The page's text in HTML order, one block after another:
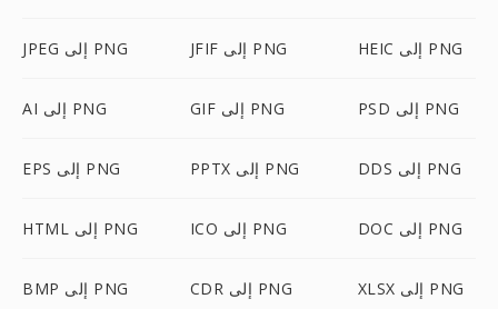
JPEG إلى PNG JFIF إلى PNG HEIC إلى PNG
AI إلى PNG GIF إلى PNG PSD إلى PNG
EPS إلى PNG PPTX إلى PNG DDS إلى PNG
HTML إلى PNG ICO إلى PNG DOC إلى PNG
BMP إلى PNG CDR إلى PNG XLSX إلى PNG